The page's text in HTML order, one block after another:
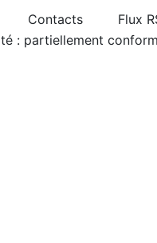
Contacts
Flux
: partiellement